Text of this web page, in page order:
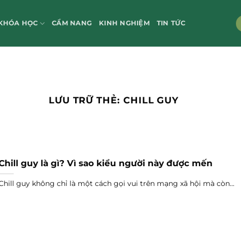
HỌC CẨM NANG KINH NGHIỆM TIN TỨC
LƯU TRỮ THẺ: CHILL GUY
guy là gì? Vì sao kiểu người này được mến
guy không chỉ là một cách gọi vui trên mạng xã hội mà còn...